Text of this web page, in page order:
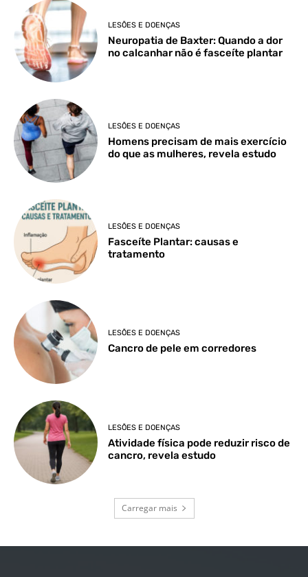
LESÕES E DOENÇAS
Neuropatia de Baxter: Quando a dor
no calcanhar não é fasceíte plantar
LESÕES E DOENÇAS
Homens precisam de mais exercício
do que as mulheres, revela estudo
LESÕES E DOENÇAS
Fasceíte Plantar: causas e
tratamento
LESÕES E DOENÇAS
Cancro de pele em corredores
LESÕES E DOENÇAS
Atividade física pode reduzir risco de
cancro, revela estudo
Carregar mais